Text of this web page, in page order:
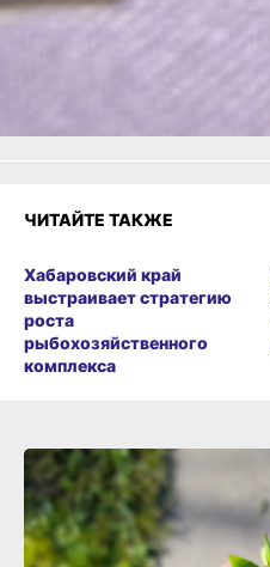
Огонь!
Супер
ЧИТАЙТЕ ТАКЖЕ
Хабаровский край
выстраивает стратегию
роста
рыбохозяйственного
комплекса